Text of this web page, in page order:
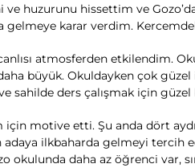
huzurunu hissettim ve
gelmeye karar verdim.
atmosferden etkilendim.
büyük. Okuldayken çok
sahilde ders çalışmak için
motive etti. Şu anda dört
ilkbaharda gelmeyi tercih
okulunda daha az öğrenci var,